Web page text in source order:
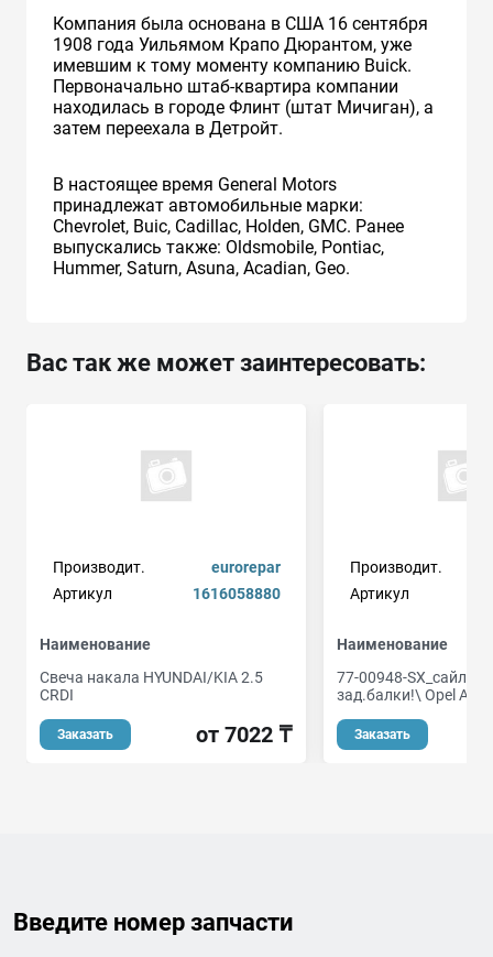
Компания была основана в США 16 сентября
1908 года Уильямом Крапо Дюрантом, уже
имевшим к тому моменту компанию Buick.
Первоначально штаб-квартира компании
находилась в городе Флинт (штат Мичиган), а
затем переехала в Детройт.
В настоящее время General Motors
принадлежат автомобильные марки:
Chevrolet, Buic, Cadillac, Holden, GMC. Ранее
выпускались также: Oldsmobile, Pontiac,
Hummer, Saturn, Asuna, Acadian, Geo.
Вас так же может заинтересовать:
Производит.
eurorepar
Артикул
1616058880
Наименование
Свеча накала HYUNDAI/KIA 2.5
CRDI
Заказать от 7022 ₸
Производит.
Артикул
Наименование
77-00948-
зад.балки!\ Opel
Заказать
Введите номер запчасти